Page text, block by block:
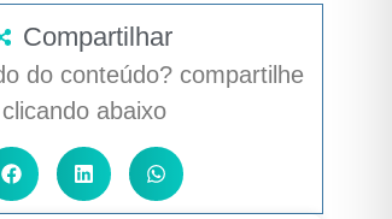
Compartilhar
do conteúdo? compartilhe
clicando abaixo